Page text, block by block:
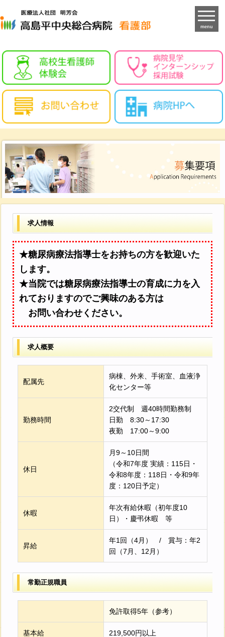
menu
求人情報
★糖尿病療法指導士をお持ちの方を歓迎いた
します。
★当院では糖尿病療法指導士の育成に力を入
れておりますのでご興味のある方は
お問い合わせください。
求人概要
配属先
病棟、外来、手術室、血液浄
化センター等
勤務時間
2交代制 週40時間勤務制
日勤 8:30～17:30
夜勤 17:00～9:00
休日
月9～10日間
（令和7年度 実績：115日・
令和8年度：118日・令和9年
度：120日予定）
休暇
年次有給休暇（初年度10
日）・慶弔休暇 等
昇給
年1回（4月） / 賞与：年2
回（7月、12月）
常勤正規職員
免許取得5年（参考）
基本給 219,500円以上